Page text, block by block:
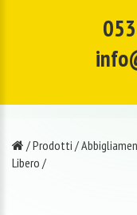
/Prodotti /
Libero /